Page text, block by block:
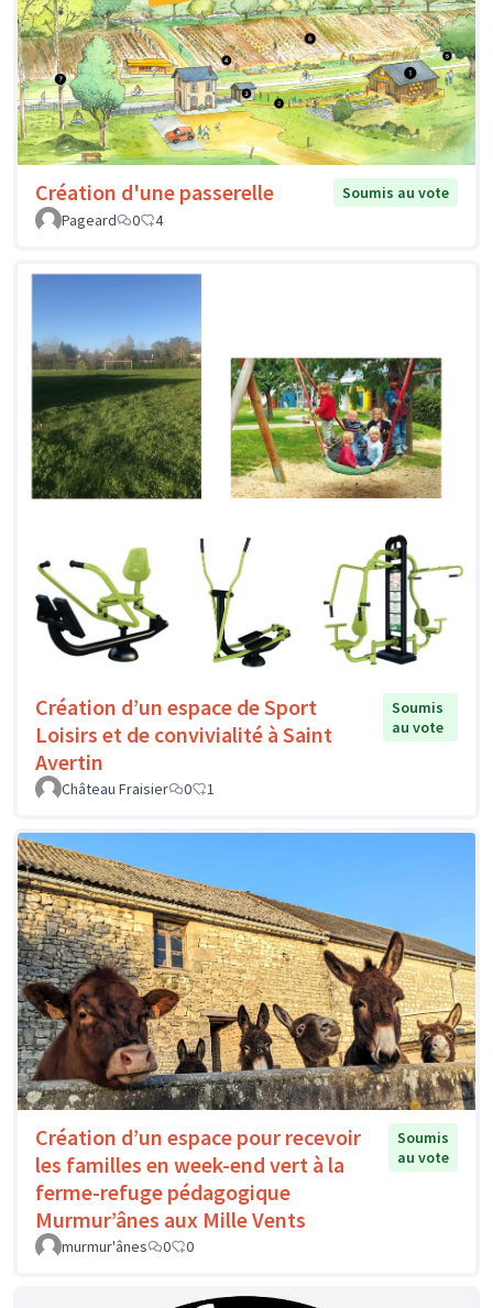
Création d'une passerelle
Soumis au vote
Pageard
0 4
Création d’un espace de Sport
Loisirs et de convivialité à Saint
Avertin
Soumis
au vote
Château Fraisier 0 1
Création d’un espace pour recevoir
les familles en week-end vert à la
ferme-refuge pédagogique
Murmur’ânes aux Mille Vents
Soumis
au vote
murmur'ânes 0 0